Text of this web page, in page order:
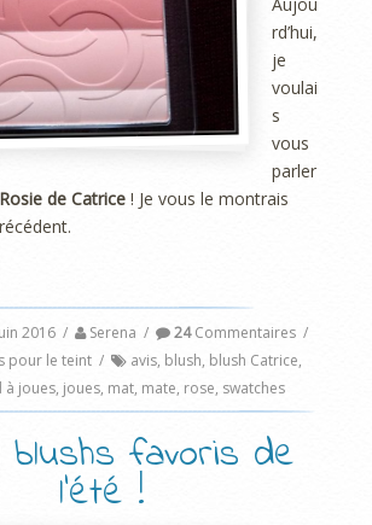
rd’hui,
je
voulai
s
vous
parler
de Catrice ! Je vous le montrais
2016 / Serena / 24Commentaires /
pour le teint / avis, blush, blush Catrice,
à joues, joues, mat, mate, rose, swatches
blushs favoris de
l’été !